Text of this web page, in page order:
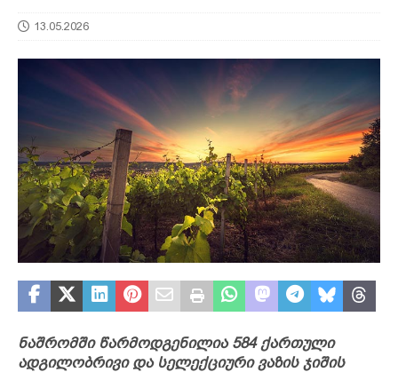
13.05.2026
ნაშრომში წარმოდგენილია 584 ქართული
ადგილობრივი და სელექციური ვაზის ჯიშის